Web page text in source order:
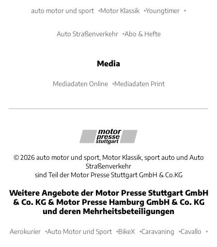
auto motor und sport Motor Klassik Youngtimer
Auto Straßenverkehr Abo & Hefte
Media
Mediadaten Online Mediadaten Print
©2026 auto motor und sport, Motor Klassik, sport auto und Auto
Straßenverkehr
sind Teil der Motor Presse Stuttgart GmbH & Co.KG
Weitere Angebote der Motor Presse Stuttgart GmbH
& Co. KG & Motor Presse Hamburg GmbH & Co. KG
und deren Mehrheitsbeteiligungen
Aerokurier Auto Motor und Sport BikeX Caravaning Cavallo